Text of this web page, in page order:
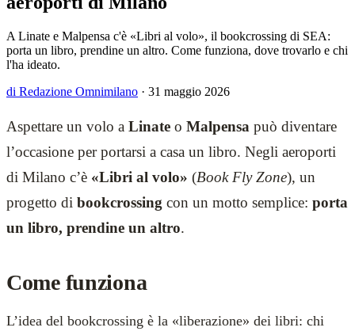
A Linate e Malpensa c'è «Libri al volo», il bookcrossing di SEA:
porta un libro, prendine un altro. Come funziona, dove trovarlo e chi
l'ha ideato.
di Redazione Omnimilano · 31 maggio 2026
Aspettare un volo a Linate o Malpensa può diventare
l’occasione per portarsi a casa un libro. Negli aeroporti
di Milano c’è «Libri al volo» (Book Fly Zone), un
progetto di bookcrossing con un motto semplice: porta
un libro, prendine un altro.
Come funziona
L’idea del bookcrossing è la «liberazione» dei libri: chi